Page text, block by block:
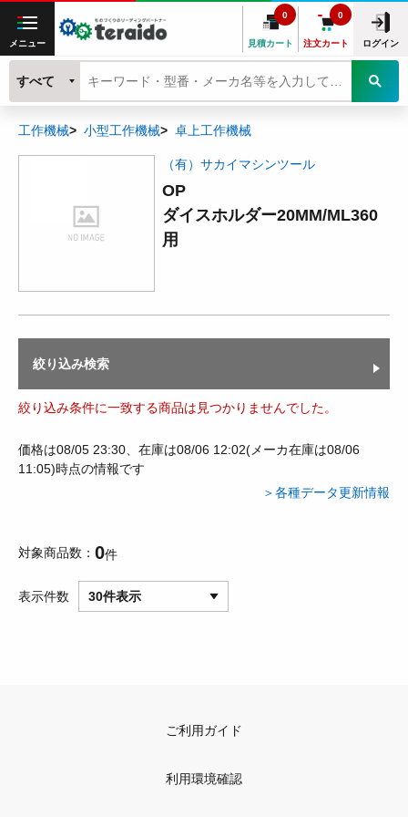
メニュー 見積カート
0
注文カート
0
ログイン
すべて
工作機械 小型工作機械 卓上工作機械
（有）サカイマシンツール
OP
ダイスホルダー20MM/ML360
用
絞り込み検索
絞り込み条件に一致する商品は見つかりませんでした。
価格は08/05 23:30、在庫は08/06 12:02(メーカ在庫は08/06
11:05)時点の情報です
＞各種データ更新情報
対象商品数 0件
表示件数 30件表示
ご利用ガイド
利用環境確認